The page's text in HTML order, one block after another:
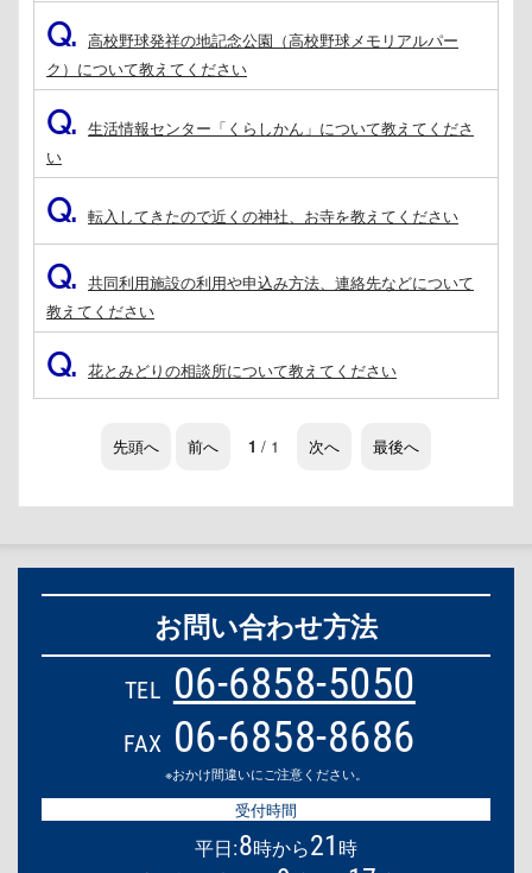
Q. 高校野球発祥の地記念公園（高校野球メモリアルパー
ク）について教えてください
Q. 生活情報センター「くらしかん」について教えてくださ
い
Q. 転入してきたので近くの神社、お寺を教えてください
Q. 共同利用施設の利用や申込み方法、連絡先などについて
教えてください
Q. 花とみどりの相談所について教えてください
先頭へ 前へ 1 / 1 次へ 最後へ
お問い合わせ方法
TEL 06-6858-5050
FAX 06-6858-8686
※おかけ間違いにご注意ください。
受付時間
平日:8時から21 時